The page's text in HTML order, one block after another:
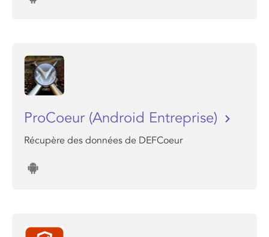
ProCoeur (Android Entreprise)
Récupère des données de DEFCoeur